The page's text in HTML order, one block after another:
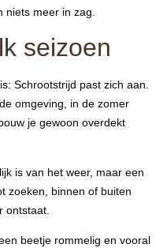
meer in zag.
seizoen
Schrootstrijd past zich aan.
omgeving, in de zomer
je gewoon overdekt
is van het weer, maar een
zoeken, binnen of buiten
ontstaat.
beetje rommelig en vooral